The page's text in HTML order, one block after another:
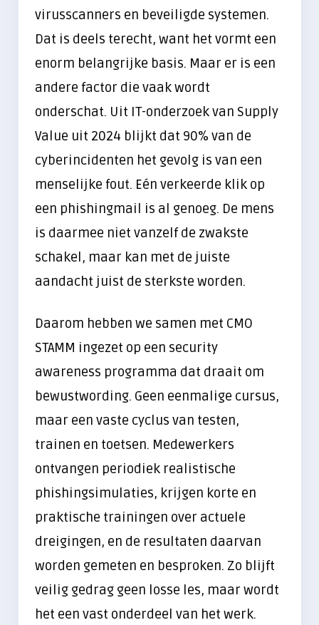
Handelen bij een cyberincident
virusscanners en beveiligde systemen.
Dat is deels terecht, want het vormt een
enorm belangrijke basis. Maar er is een
andere factor die vaak wordt
onderschat. Uit IT-onderzoek van Supply
Value uit 2024 blijkt dat 90% van de
cyberincidenten het gevolg is van een
menselijke fout. Eén verkeerde klik op
een phishingmail is al genoeg. De mens
is daarmee niet vanzelf de zwakste
schakel, maar kan met de juiste
aandacht juist de sterkste worden.
Daarom hebben we samen met CMO
STAMM ingezet op een security
awareness programma dat draait om
bewustwording. Geen eenmalige cursus,
maar een vaste cyclus van testen,
trainen en toetsen. Medewerkers
ontvangen periodiek realistische
phishingsimulaties, krijgen korte en
praktische trainingen over actuele
dreigingen, en de resultaten daarvan
worden gemeten en besproken. Zo blijft
veilig gedrag geen losse les, maar wordt
het een vast onderdeel van het werk.